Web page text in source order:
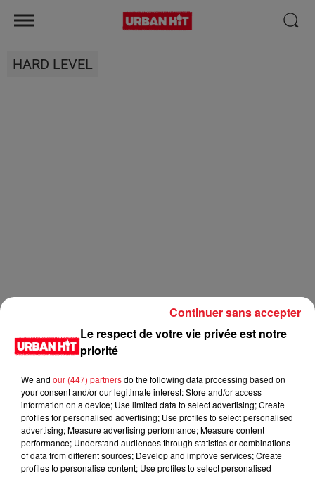
HARD LEVEL
0:00 26 min 34 sec
Le respect de votre vie privée est notre
priorité
We and our (447) partnersdo the following data processing based on
your consent and/or our legitimate interest: Store and/or access
information on a device; Use limited data to select advertising; Create
profiles for personalised advertising; Use profiles to select personalised
advertising; Measure advertising performance; Measure content
performance; Understand audiences through statistics or combinations
of data from different sources; Develop and improve services; Create
profiles to personalise content; Use profiles to select personalised
Continuer sans accepter